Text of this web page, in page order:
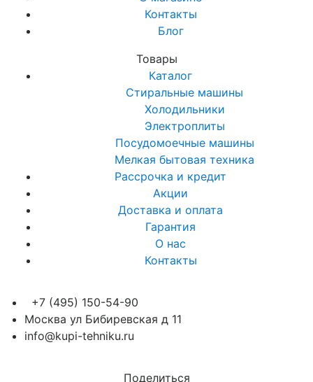
Контакты
Блог
Товары
Каталог
Стиральные машины
Холодильники
Электроплиты
Посудомоечные машины
Мелкая бытовая техника
Рассрочка и кредит
Акции
Доставка и оплата
Гарантия
О нас
Контакты
+7 (495) 150-54-90
Москва ул Бибиревская д 11
info@kupi-tehniku.ru
Поделиться